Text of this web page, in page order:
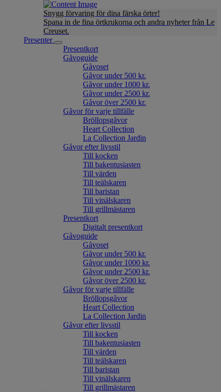
Snygg förvaring för dina färska örter!
Spana in de fina örtkrukorna och andra nyheter från Le
Creuset.
Presenter
Presentkort
Gåvoguide
Gåvoset
Gåvor under 500 kr.
Gåvor under 1000 kr.
Gåvor under 2500 kr.
Gåvor över 2500 kr.
Gåvor för varje tillfälle
Bröllopsgåvor
Heart Collection
La Collection Jardin
Gåvor efter livsstil
Till kocken
Till bakentusiasten
Till värden
Till teälskaren
Till baristan
Till vinälskaren
Till grillmästaren
Presentkort
Digitalt presentkort
Gåvoguide
Gåvoset
Gåvor under 500 kr.
Gåvor under 1000 kr.
Gåvor under 2500 kr.
Gåvor över 2500 kr.
Gåvor för varje tillfälle
Bröllopsgåvor
Heart Collection
La Collection Jardin
Gåvor efter livsstil
Till kocken
Till bakentusiasten
Till värden
Till teälskaren
Till baristan
Till vinälskaren
Till grillmästaren